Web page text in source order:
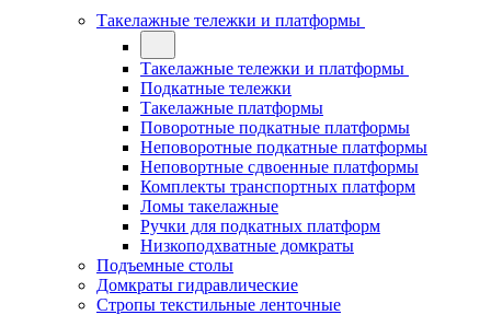
Такелажные тележки и платформы
Такелажные тележки и платформы
Подкатные тележки
Такелажные платформы
Поворотные подкатные платформы
Неповоротные подкатные платформы
Неповортные сдвоенные платформы
Комплекты транспортных платформ
Ломы такелажные
Ручки для подкатных платформ
Низкоподхватные домкраты
Подъемные столы
Домкраты гидравлические
Стропы текстильные ленточные